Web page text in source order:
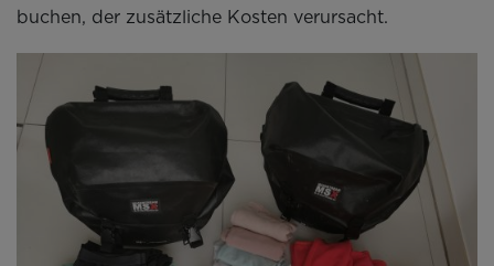
buchen, der zusätzliche Kosten verursacht.